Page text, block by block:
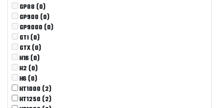
GP88 (0)
GP900 (0)
GP9000 (0)
GTI (0)
GTX (0)
H16 (0)
H2 (0)
H6 (0)
HT1000 (2)
HT1250 (2)